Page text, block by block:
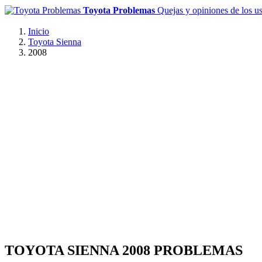
Toyota Problemas Quejas y opiniones de los
Inicio
Toyota Sienna
2008
TOYOTA SIENNA 2008 PROBLEMAS